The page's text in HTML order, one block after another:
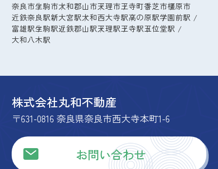
奈良市生駒市大和郡山市天理市王寺町香芝市橿原市
近鉄奈良駅新大宮駅大和西大寺駅高の原駅学園前駅
富雄駅生駒駅近鉄郡山駅天理駅王寺駅五位堂駅
大和八木駅
株式会社丸和不動産
〒631-0816 奈良県奈良市西大寺本町1-6
お問い合わせ